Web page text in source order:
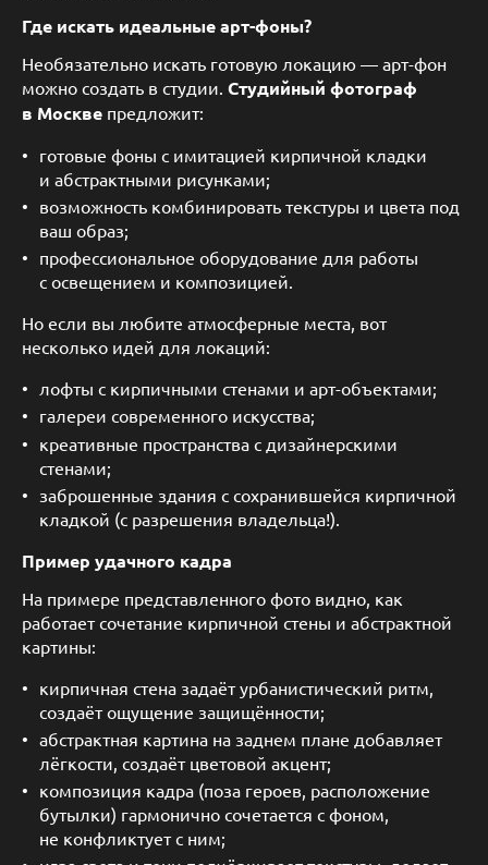
Где искать идеальные арт-фоны?
Необязательно искать готовую локацию — арт-фон
можно создать в студии. Студийный фотограф
в Москве предложит:
готовые фоны с имитацией кирпичной кладки
и абстрактными рисунками;
возможность комбинировать текстуры и цвета под
ваш образ;
профессиональное оборудование для работы
с освещением и композицией.
Но если вы любите атмосферные места, вот
несколько идей для локаций:
лофты с кирпичными стенами и арт-объектами;
галереи современного искусства;
креативные пространства с дизайнерскими
стенами;
заброшенные здания с сохранившейся кирпичной
кладкой (с разрешения владельца!).
Пример удачного кадра
На примере представленного фото видно, как
работает сочетание кирпичной стены и абстрактной
картины:
кирпичная стена задаёт урбанистический ритм,
создаёт ощущение защищённости;
абстрактная картина на заднем плане добавляет
лёгкости, создаёт цветовой акцент;
композиция кадра (поза героев, расположение
бутылки) гармонично сочетается с фоном,
не конфликтует с ним;